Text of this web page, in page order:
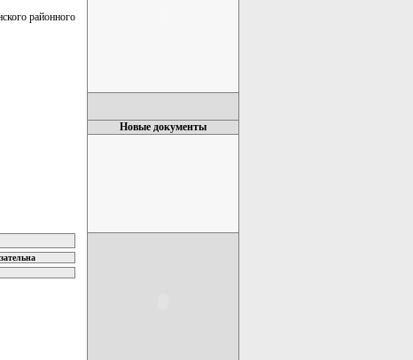
районного
Новые документы